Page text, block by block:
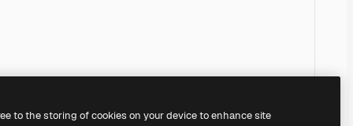
to the storing of cookies on your device to enhance site